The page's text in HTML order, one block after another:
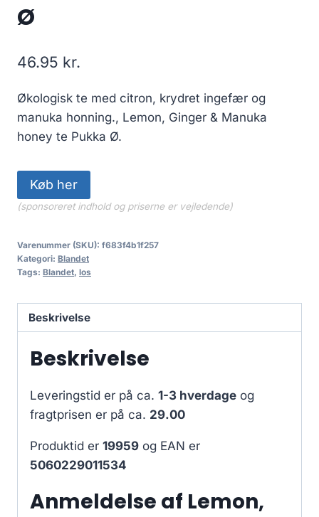
Ø
46.95 kr.
Økologisk te med citron, krydret ingefær og
manuka honning., Lemon, Ginger & Manuka
honey te Pukka Ø.
Køb her
(sponsoreret indhold og priserne er vejledende)
Varenummer (SKU): f683f4b1f257
Kategori: Blandet
Tags: Blandet, los
Beskrivelse
Beskrivelse
Leveringstid er på ca. 1-3 hverdage og
fragtprisen er på ca. 29.00
Produktid er 19959 og EAN er
5060229011534
Anmeldelse af Lemon,